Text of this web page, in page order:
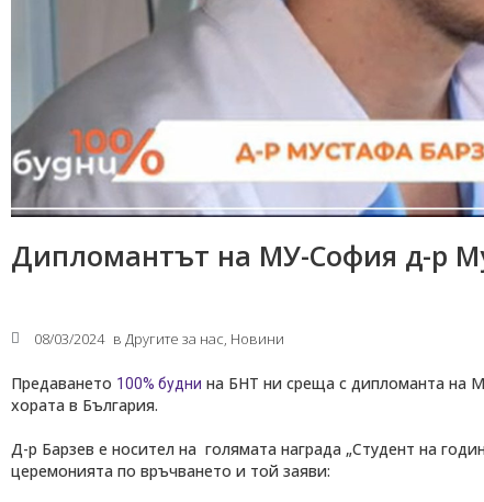
Научно-изследователски институт
Дипломантът на МУ-София д-р
08/03/2024 в Другите за нас Новини
Предаването 100% будни на БНТ ни среща с дипломанта на
хората в България.
Д-р Барзев е носител на голямата награда „Студент на
церемонията по връчването и той заяви: